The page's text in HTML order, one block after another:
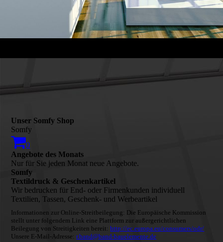
Unser Somfy Shop
Somfy
0
Angebote des Monats
Nur für Sie jeden Monat neue Angebote.
Somfy
Textildruck & Geschenkartikel
Wir bedrucken für End- oder Firmenkunden individuell
Textilien, Tassen, Geschenk- und Werbeartikel
Informationen zur Online-Streitbeilegung: Die Europäische Kommission
stellt unter folgendem Link eine Plattform zur außergerichtlichen
Beilegung von Streitigkeiten bereit:http://ec.europa.eu/consumers/odr/
Unsere E-Mail-Adresse:r.band@band-bauelemente.de